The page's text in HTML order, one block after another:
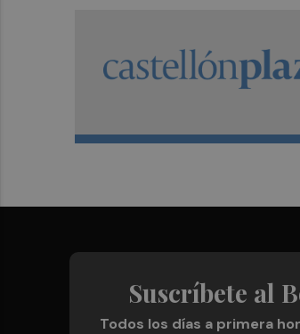
Suscríbete al
Todos los días a primera